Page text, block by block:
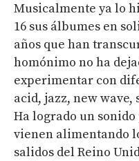
Musicalmente ya lo
16 sus álbumes en
años que han
homónimo no ha
experimentar con
acid, jazz, new
Ha logrado un
vienen alimentando
salidos del Reino